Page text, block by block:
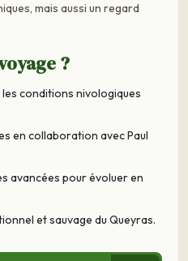
mais aussi un regard
?
conditions nivologiques
en collaboration avec Paul
avancées pour évoluer en
et sauvage du Queyras.